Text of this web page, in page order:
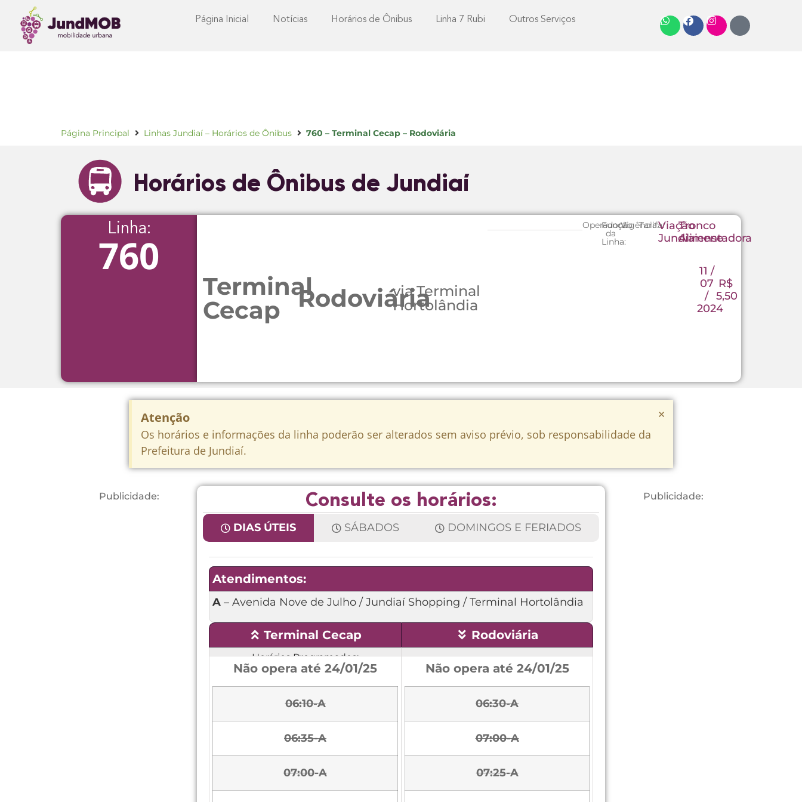
Página Inicial Notícias Horários de Ônibus Linha 7 Rubi Outros Serviços
Página Principal Linhas Jundiaí – Horários de Ônibus 760 – Terminal Cecap – Rodoviária
Horários de Ônibus de Jundiaí
Linha:
760
Terminal
Cecap
Rodoviáriavia Terminal
Hortolândia
Operadora:
Função
da
Linha:
Vigência:
Tarifa:Viação
Jundiaiense
Tronco
Alimentadora
11 /
07
/
2024
R$
5,50
Atenção
Os horários e informações da linha poderão ser alterados sem aviso prévio, sob responsabilidade da
Prefeitura de Jundiaí.
×
Publicidade: Consulte os horários:
DIAS ÚTEIS SÁBADOS DOMINGOS E FERIADOS
Atendimentos:
A – Avenida Nove de Julho / Jundiaí Shopping / Terminal Hortolândia
Terminal Cecap Rodoviária
Horários Programados:
Não opera até 24/01/25
06:10-A
06:35-A
07:00-A
Não opera até 24/01/25
06:30-A
07:00-A
07:25-A
Publicidade: